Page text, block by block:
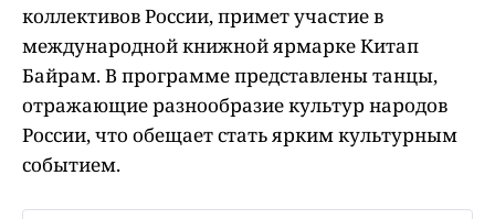
коллективов России, примет участие в
международной книжной ярмарке Китап
Байрам. В программе представлены танцы,
отражающие разнообразие культур народов
России, что обещает стать ярким культурным
событием.